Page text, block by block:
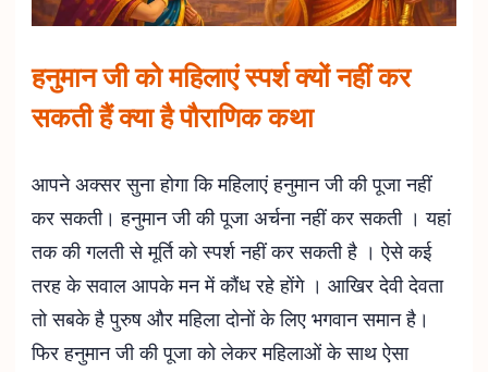
हनुमान जी को महिलाएं स्पर्श क्यों नहीं कर
सकती हैं क्या है पौराणिक कथा
आपने अक्सर सुना होगा कि महिलाएं हनुमान जी की पूजा नहीं
कर सकती। हनुमान जी की पूजा अर्चना नहीं कर सकती । यहां
तक की गलती से मूर्ति को स्पर्श नहीं कर सकती है । ऐसे कई
तरह के सवाल आपके मन में कौंध रहे होंगे । आखिर देवी देवता
तो सबके है पुरुष और महिला दोनों के लिए भगवान समान है।
फिर हनुमान जी की पूजा को लेकर महिलाओं के साथ ऐसा